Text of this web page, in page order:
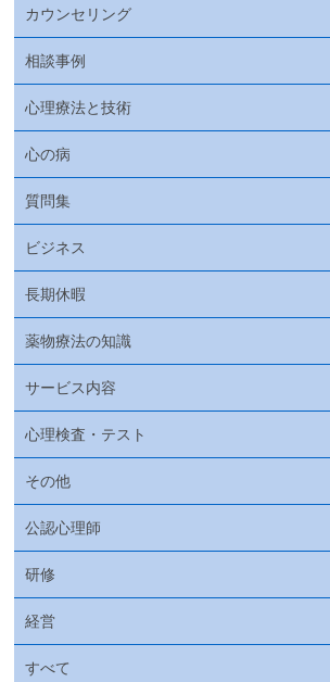
カウンセリング
相談事例
心理療法と技術
心の病
質問集
ビジネス
長期休暇
薬物療法の知識
サービス内容
心理検査・テスト
その他
公認心理師
研修
経営
すべて